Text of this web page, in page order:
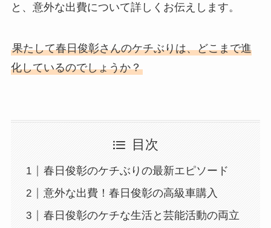
と、意外な出費について詳しくお伝えします。
果たして春日俊彰さんのケチぶりは、どこまで進
化しているのでしょうか？
目次
春日俊彰のケチぶりの最新エピソード
意外な出費！春日俊彰の高級車購入
春日俊彰のケチな生活と芸能活動の両立